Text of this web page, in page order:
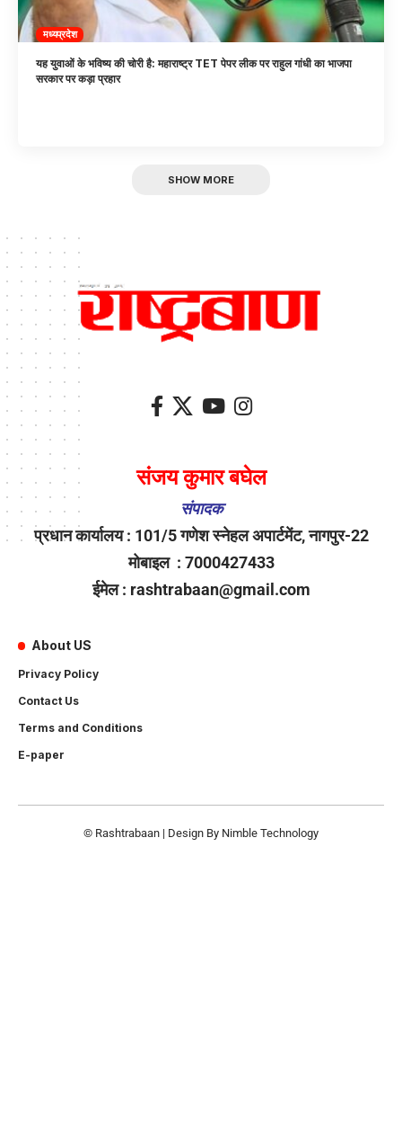
मध्यप्रदेश
यह युवाओं के भविष्य की चोरी है: महाराष्ट्र TET पेपर लीक पर राहुल गांधी का भाजपा
सरकार पर कड़ा प्रहार
SHOW MORE
संजय कुमार बघेल
संपादक
प्रधान कार्यालय : 101/5 गणेश स्नेहल अपार्टमेंट, नागपुर-22
मोबाइल : 7000427433
ईमेल : rashtrabaan@gmail.com
About US
Privacy Policy
Contact Us
Terms and Conditions
E-paper
© Rashtrabaan | Design By Nimble Technology